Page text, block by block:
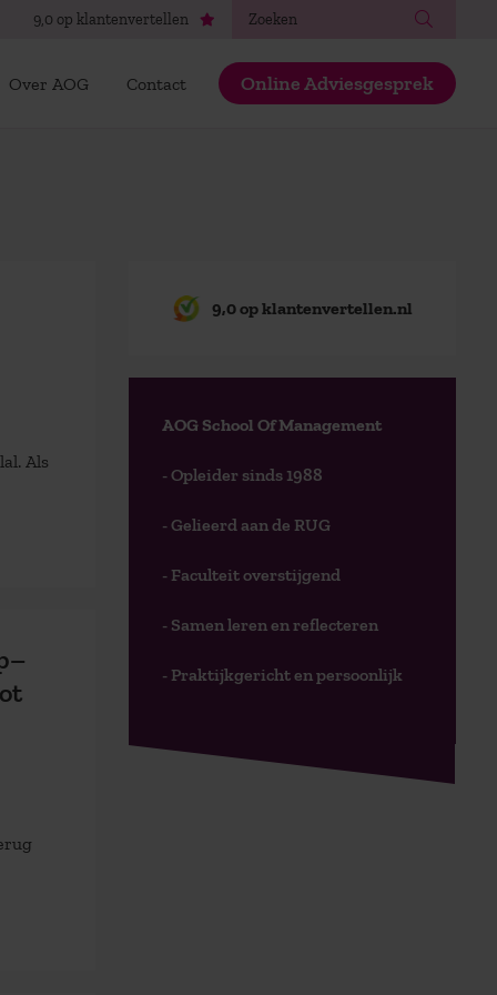
9,0 op klantenvertellen
Over AOG Contact Online Adviesgesprek
Als
9,0 op klantenvertellen.nl
AOG School Of Management
- Opleider sinds 1988
- Gelieerd aan de RUG
- Faculteit overstijgend
- Samen leren en reflecteren
- Praktijkgericht en persoonlijk